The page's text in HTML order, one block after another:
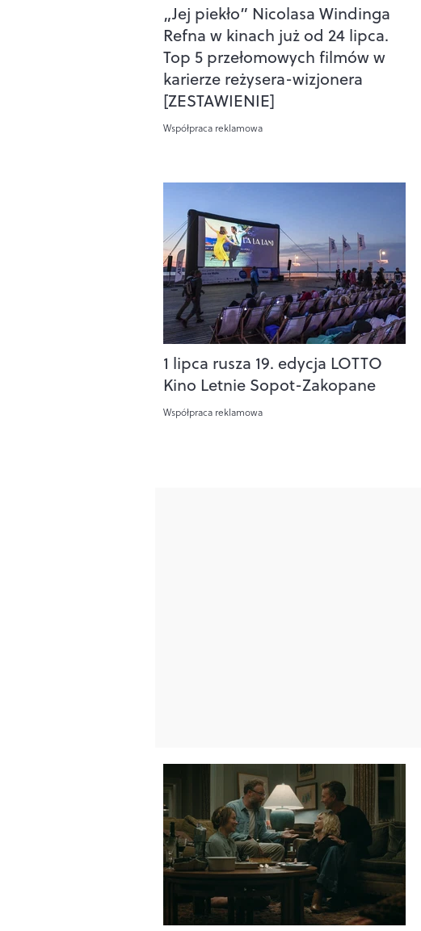
„Jej piekło” Nicolasa Windinga
Refna w kinach już od 24 lipca.
Top 5 przełomowych filmów w
karierze reżysera-wizjonera
[ZESTAWIENIE]
Współpraca reklamowa
1 lipca rusza 19. edycja LOTTO
Kino Letnie Sopot-Zakopane
Współpraca reklamowa